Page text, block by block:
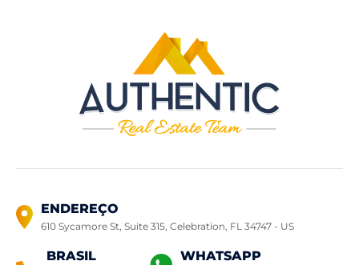
ENDEREÇO
610 Sycamore St, Suite 315, Celebration, FL 34747 - US
BRASIL WHATSAPP